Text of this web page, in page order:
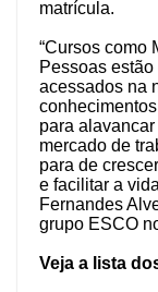
matrícula.
“Cursos como
Pessoas
acessados na
para
mercado de
para de
e facilitar a
Fernandes
grupo ESCO
Veja a lista